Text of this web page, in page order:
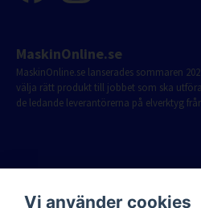
MaskinOnline.se
MaskinOnline.se lanserades sommaren
välja rätt produkt till jobbet som ska
de ledande leverantörerna på elverktyg
Vi använder cookies